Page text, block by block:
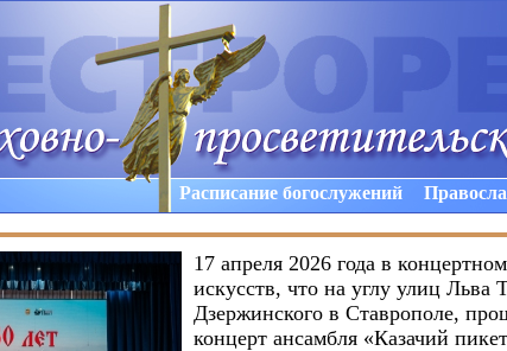
Расписание богослужений
17 апреля 2026 года в
искусств, что на углу улиц Льва
Дзержинского в Ставрополе,
концерт ансамбля «Казачий